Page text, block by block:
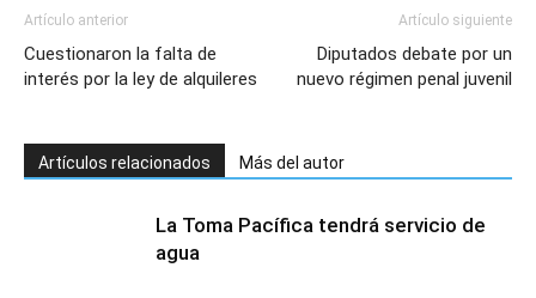
Artículo anterior
Cuestionaron la falta de
interés por la ley de alquileres
Artículo siguiente
Diputados debate por un
nuevo régimen penal juvenil
Artículos relacionados Más del autor
La Toma Pacífica tendrá servicio de
agua